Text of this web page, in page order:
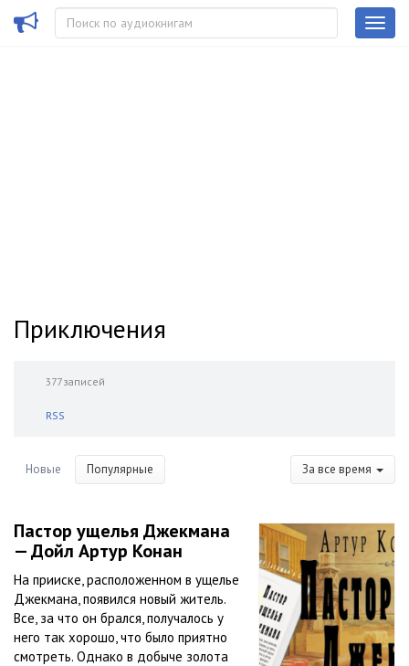
Приключения
377 записей
RSS
Новые Популярные За все время
Пастор ущелья Джекмана
— Дойл Артур Конан
На прииске, расположенном в ущелье
Джекмана, появился новый житель.
Все, за что он брался, получалось у
него так хорошо, что было приятно
смотреть. Однако в добыче золота